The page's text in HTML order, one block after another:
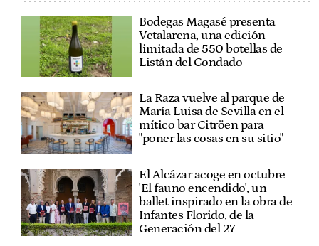
Bodegas Magasé presenta
Vetalarena, una edición
limitada de 550 botellas de
Listán del Condado
La Raza vuelve al parque de
María Luisa de Sevilla en el
mítico bar Citröen para
"poner las cosas en su sitio"
El Alcázar acoge en octubre
'El fauno encendido', un
ballet inspirado en la obra de
Infantes Florido, de la
Generación del 27